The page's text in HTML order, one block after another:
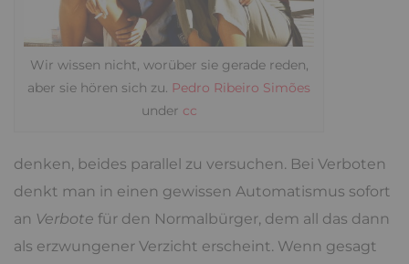
Wir wissen nicht, worüber sie gerade reden,
aber sie hören sich zu. Pedro Ribeiro Simões
under cc
denken, beides parallel zu versuchen. Bei Verboten
denkt man in einen gewissen Automatismus sofort
an Verbote für den Normalbürger, dem all das dann
als erzwungener Verzicht erscheint. Wenn gesagt